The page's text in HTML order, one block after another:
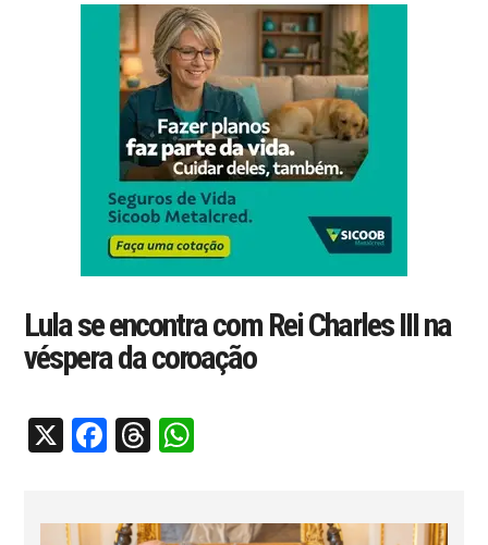
Lula se encontra com Rei Charles III na
véspera da coroação
X Facebook
Threads